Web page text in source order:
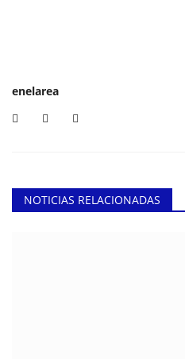
enelarea
NOTICIAS RELACIONADAS